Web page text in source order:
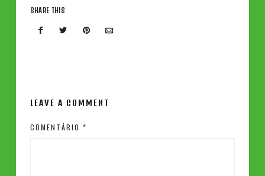
SHARE THIS
LEAVE A COMMENT
COMENTÁRIO *